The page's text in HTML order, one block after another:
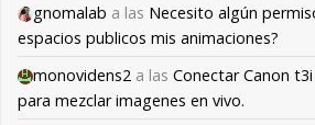
gnomalab a las Necesito algún
espacios publicos mis animaciones?
monovidens2 a las Conectar Canon
para mezclar imagenes en vivo.